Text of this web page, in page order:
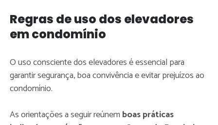
Regras de uso dos elevadores
em condomínio
O uso consciente dos elevadores é essencial para
garantir segurança, boa convivência e evitar prejuízos ao
condomínio.
As orientações a seguir reúnem boas práticas